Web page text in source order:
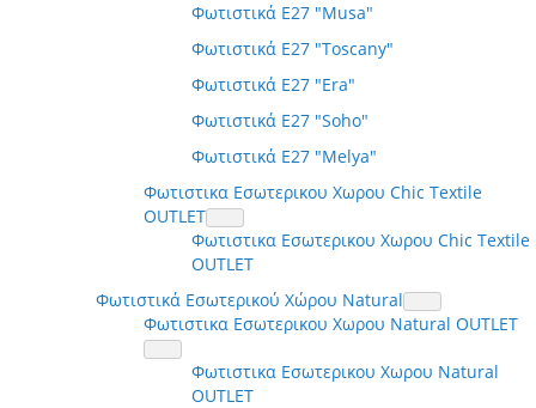
Φωτιστικά E27 "Musa"
Φωτιστικά E27 "Toscany"
Φωτιστικά E27 "Era"
Φωτιστικά E27 "Soho"
Φωτιστικά E27 "Melya"
Φωτιστικα Εσωτερικου Χωρου Chic Textile
OUTLET
Φωτιστικα Εσωτερικου Χωρου Chic Textile
OUTLET
Φωτιστικά Εσωτερικού Χώρου Natural
Φωτιστικα Εσωτερικου Χωρου Natural OUTLET
Φωτιστικα Εσωτερικου Χωρου Natural
OUTLET